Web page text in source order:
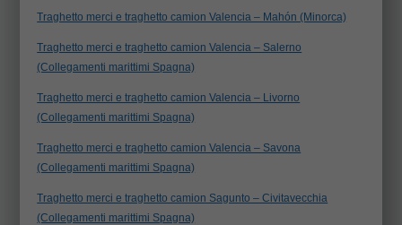
Traghetto merci e traghetto camion Valencia – Mahón (Minorca)
Traghetto merci e traghetto camion Valencia – Salerno
(Collegamenti marittimi Spagna)
Traghetto merci e traghetto camion Valencia – Livorno
(Collegamenti marittimi Spagna)
Traghetto merci e traghetto camion Valencia – Savona
(Collegamenti marittimi Spagna)
Traghetto merci e traghetto camion Sagunto – Civitavecchia
(Collegamenti marittimi Spagna)